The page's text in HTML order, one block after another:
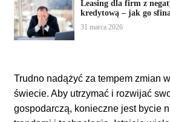
Leasing dla firm z
kredytową – jak go
31 marca 2026
Trudno nadążyć za tempem zmian
świecie. Aby utrzymać i rozwijać
gospodarczą, konieczne jest bycie